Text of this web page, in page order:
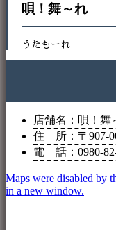
唄！舞～れ
うたもーれ
店舗名：唄！舞
住 所：〒907-
電 話：0980-
Maps were disabled by
in a new window.